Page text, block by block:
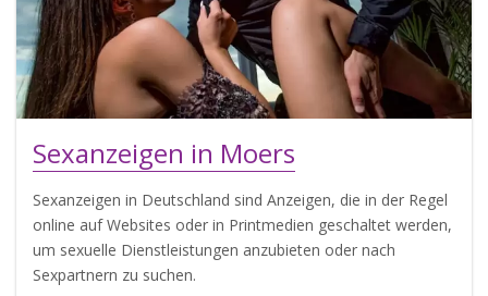
Sexanzeigen in Moers
Sexanzeigen in Deutschland sind Anzeigen, die in der Regel
online auf Websites oder in Printmedien geschaltet werden,
um sexuelle Dienstleistungen anzubieten oder nach
Sexpartnern zu suchen.